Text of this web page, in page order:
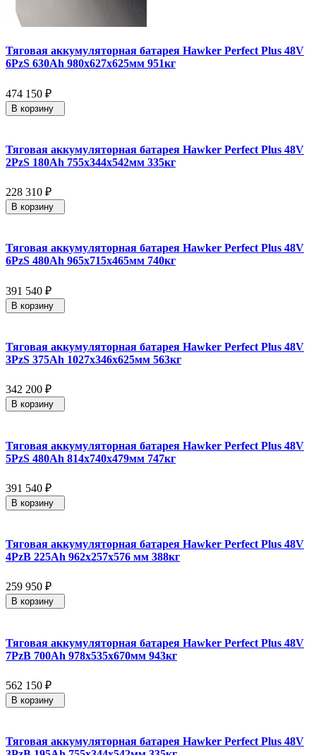
Тяговая аккумуляторная батарея Hawker Perfect Plus 48V
6PzS 630Ah 980x627x625мм 951кг
474 150 ₽
В корзину
Тяговая аккумуляторная батарея Hawker Perfect Plus 48V
2PzS 180Ah 755x344x542мм 335кг
228 310 ₽
В корзину
Тяговая аккумуляторная батарея Hawker Perfect Plus 48V
6PzS 480Ah 965х715х465мм 740кг
391 540 ₽
В корзину
Тяговая аккумуляторная батарея Hawker Perfect Plus 48V
3PzS 375Ah 1027x346x625мм 563кг
342 200 ₽
В корзину
Тяговая аккумуляторная батарея Hawker Perfect Plus 48V
5PzS 480Ah 814x740x479мм 747кг
391 540 ₽
В корзину
Тяговая аккумуляторная батарея Hawker Perfect Plus 48V
4PzB 225Ah 962x257x576 мм 388кг
259 950 ₽
В корзину
Тяговая аккумуляторная батарея Hawker Perfect Plus 48V
7PzB 700Ah 978x535x670мм 943кг
562 150 ₽
В корзину
Тяговая аккумуляторная батарея Hawker Perfect Plus 48V